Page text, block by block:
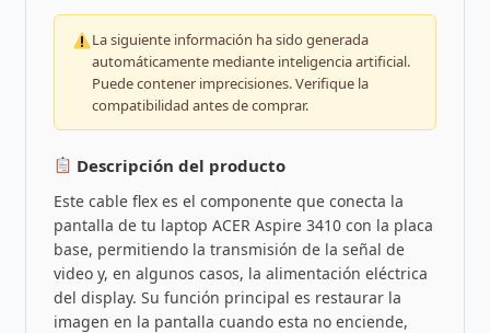
La siguiente información ha sido generada
automáticamente mediante inteligencia artificial.
Puede contener imprecisiones. Verifique la
compatibilidad antes de comprar.
Descripción del producto
Este cable flex es el componente que conecta la
pantalla de tu laptop ACER Aspire 3410 con la placa
base, permitiendo la transmisión de la señal de
video y, en algunos casos, la alimentación eléctrica
del display. Su función principal es restaurar la
imagen en la pantalla cuando esta no enciende,